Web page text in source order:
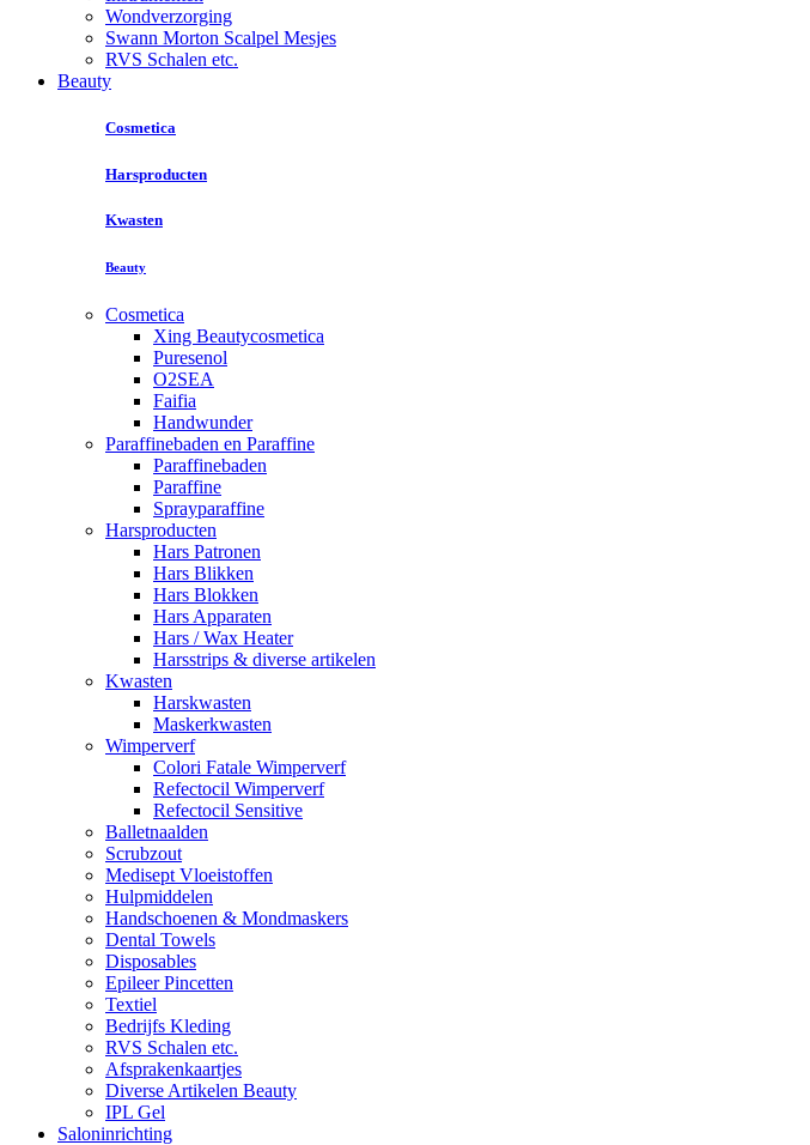
Wondverzorging
Swann Morton Scalpel Mesjes
RVS Schalen etc.
Beauty
Cosmetica
Harsproducten
Kwasten
Beauty
Cosmetica
Xing Beautycosmetica
Puresenol
O2SEA
Faifia
Handwunder
Paraffinebaden en Paraffine
Paraffinebaden
Paraffine
Sprayparaffine
Harsproducten
Hars Patronen
Hars Blikken
Hars Blokken
Hars Apparaten
Hars / Wax Heater
Harsstrips & diverse artikelen
Kwasten
Harskwasten
Maskerkwasten
Wimperverf
Colori Fatale Wimperverf
Refectocil Wimperverf
Refectocil Sensitive
Balletnaalden
Scrubzout
Medisept Vloeistoffen
Hulpmiddelen
Handschoenen & Mondmaskers
Dental Towels
Disposables
Epileer Pincetten
Textiel
Bedrijfs Kleding
RVS Schalen etc.
Afsprakenkaartjes
Diverse Artikelen Beauty
IPL Gel
Saloninrichting